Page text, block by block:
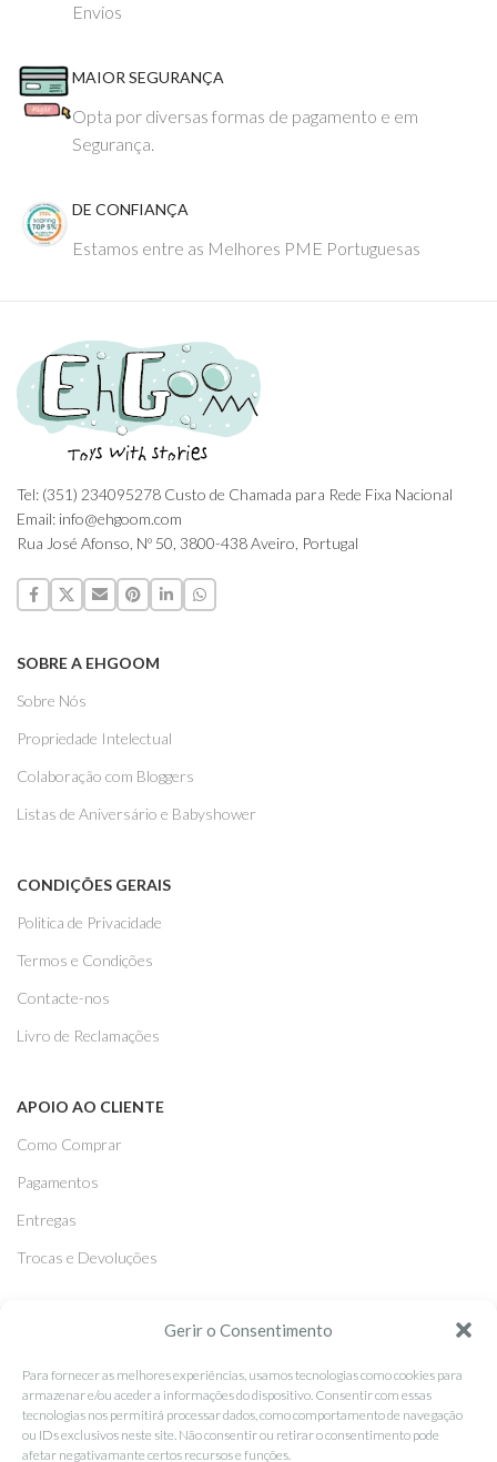
Gerir o Consentimento
Para fornecer as melhores experiências, usamos tecnologias como cookies para
armazenar e/ou aceder a informações do dispositivo. Consentir com essas
tecnologias nos permitirá processar dados, como comportamento de navegação
ou IDs exclusivos neste site. Não consentir ou retirar o consentimento pode
afetar negativamante certos recursos e funções.
Envios
MAIOR SEGURANÇA
Opta por diversas formas de pagamento e em
Segurança.
DE CONFIANÇA
Estamos entre as Melhores PME Portuguesas
Tel: (351) 234095278 Custo de Chamada para Rede Fixa Nacional
Email: info@ehgoom.com
Rua José Afonso, Nº 50, 3800-438 Aveiro, Portugal
SOBRE A EHGOOM
Sobre Nós
Propriedade Intelectual
Colaboração com Bloggers
Listas de Aniversário e Babyshower
CONDIÇÕES GERAIS
Politica de Privacidade
Termos e Condições
Contacte-nos
Livro de Reclamações
APOIO AO CLIENTE
Como Comprar
Pagamentos
Entregas
Trocas e Devoluções
Facebook
Instagram
Pinterest